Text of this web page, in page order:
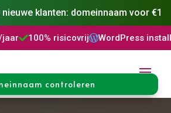
klanten: domeinnaam voor €1
risicovrijWordPress installatie 
controleren